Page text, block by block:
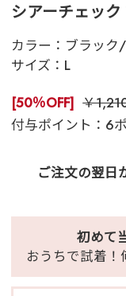
シアーチェッ
カラー： ブラック
サイズ： L
[50％OFF] ￥
付与ポイント：6
ご注文の翌日
初めて
おうちで試着